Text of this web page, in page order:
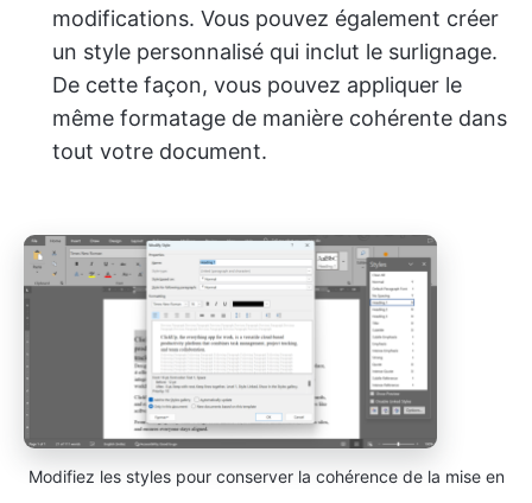
modifications. Vous pouvez également créer
un style personnalisé qui inclut le surlignage.
De cette façon, vous pouvez appliquer le
même formatage de manière cohérente dans
tout votre document.
Modifiez les styles pour conserver la cohérence de la mise en